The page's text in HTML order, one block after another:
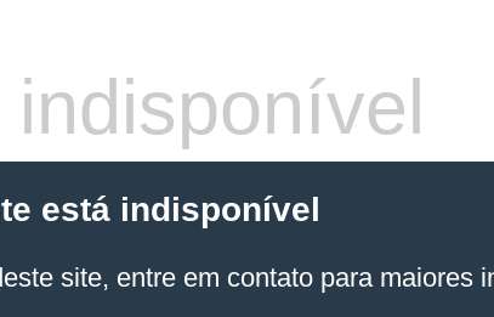
indisponível
está indisponível
site, entre em contato para maiores